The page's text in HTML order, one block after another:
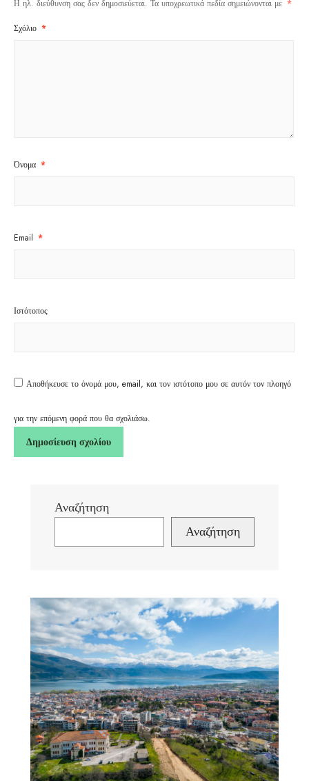
Η ηλ. διεύθυνση σας δεν δημοσιεύεται. Τα υποχρεωτικά πεδία σημειώνονται με *
Σχόλιο *
Όνομα *
Email *
Ιστότοπος
Αποθήκευσε το όνομά μου, email, και τον ιστότοπο μου σε αυτόν τον πλοηγό
για την επόμενη φορά που θα σχολιάσω.
Αναζήτηση
Αναζήτηση